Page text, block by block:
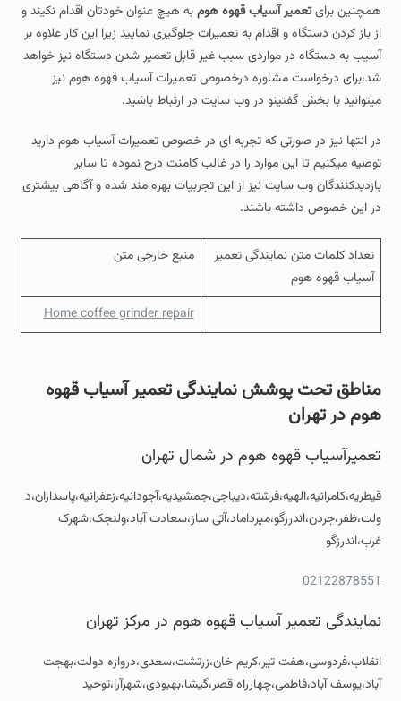
همچنین برایتعمیر آسیاب قهوه هومبه هیچ عنوان خودتان اقدام نکیند و
از باز کردن دستگاه و اقدام به تعمیرات جلوگیری نمایید زیرا این کار علاوه بر
آسیب به دستگاه در مواردی سبب غیر قابل تعمیر شدن دستگاه نیز خواهد
شد،برای درخواست مشاوره درخصوص تعمیرات آسیاب قهوه هوم نیز
میتوانید با بخش گفتینو در وب سایت در ارتباط باشید.
در انتها نیز در صورتی که تجربه ای در خصوص تعمیرات آسیاب هوم دارید
توصیه میکنیم تا این موارد را در غالب کامنت درج نموده تا سایر
بازدیدکنندگان وب سایت نیز از این تجربیات بهره مند شده و آگاهی بیشتری
در این خصوص داشته باشند.
تعداد کلمات متن نمایندگی تعمیر
آسیاب قهوه هوم
منبع خارجی متن
Home coffee grinder repair
مناطق تحت پوشش نمایندگی تعمیر آسیاب قهوه
هوم در تهران
تعمیرآسیاب قهوه هوم در شمال تهران
قیطریه،کامرانیه،الهیه،فرشته،دیباجی،جمشیدیه،آجودانیه،زعفرانیه،پاسداران،د
ولت،ظفر،جردن،اندرزگو،میرداماد،آتی ساز،سعادت آباد،ولنجک،شهرک
غرب،اندرزگو
02122878551
نمایندگی تعمیر آسیاب قهوه هوم در مرکز تهران
انقلاب،فردوسی،هفت تیر،کریم خان،زرتشت،سعدی،دروازه دولت،بهجت
آباد،یوسف آباد،فاطمی،چهارراه قصر،گیشا،بهبودی،شهرآرا،توحید